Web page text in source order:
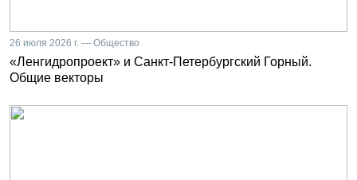
26 июля 2026 г. — Общество
«Ленгидропроект» и Санкт-Петербургский Горный.
Общие векторы